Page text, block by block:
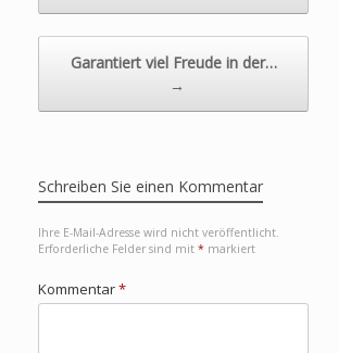
Garantiert viel Freude in der…
→
Schreiben Sie einen Kommentar
Ihre E-Mail-Adresse wird nicht veröffentlicht.
Erforderliche Felder sind mit * markiert
Kommentar*